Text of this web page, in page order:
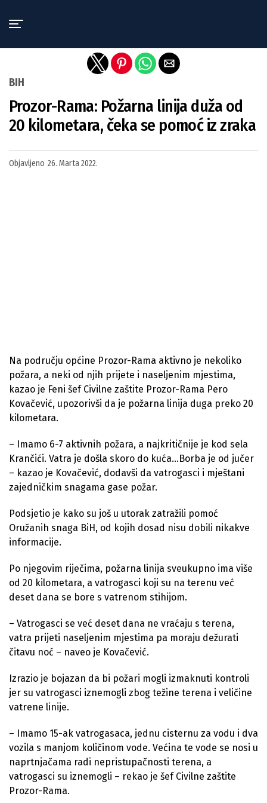
BIH
Prozor-Rama: Požarna linija duža od
20 kilometara, čeka se pomoć iz zraka
Objavljeno 26. Marta 2022.
Na području općine Prozor-Rama aktivno je nekoliko
požara, a neki od njih prijete i naseljenim mjestima,
kazao je Feni šef Civilne zaštite Prozor-Rama Pero
Kovačević, upozorivši da je požarna linija duga preko 20
kilometara.
– Imamo 6-7 aktivnih požara, a najkritičnije je kod sela
Krančići. Vatra je došla skoro do kuća…Borba je od jučer
– kazao je Kovačević, dodavši da vatrogasci i mještani
zajedničkim snagama gase požar.
Podsjetio je kako su još u utorak zatražili pomoć
Oružanih snaga BiH, od kojih dosad nisu dobili nikakve
informacije.
Po njegovim riječima, požarna linija sveukupno ima više
od 20 kilometara, a vatrogasci koji su na terenu već
deset dana se bore s vatrenom stihijom.
– Vatrogasci se već deset dana ne vraćaju s terena,
vatra prijeti naseljenim mjestima pa moraju dežurati
čitavu noć – naveo je Kovačević.
Izrazio je bojazan da bi požari mogli izmaknuti kontroli
jer su vatrogasci iznemogli zbog težine terena i veličine
vatrene linije.
– Imamo 15-ak vatrogasaca, jednu cisternu za vodu i dva
vozila s manjom količinom vode. Većina te vode se nosi u
naprtnjačama radi nepristupačnosti terena, a
vatrogasci su iznemogli – rekao je šef Civilne zaštite
Prozor-Rama.